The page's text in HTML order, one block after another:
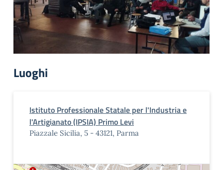
Luoghi
Istituto Professionale Statale per l'Industria e
l'Artigianato (IPSIA) Primo Levi
Piazzale Sicilia, 5 - 43121, Parma